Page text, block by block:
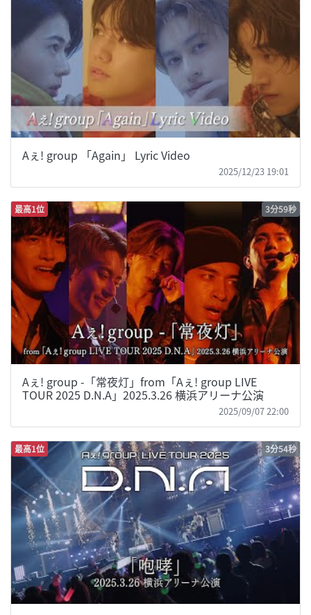
Aぇ! group 「Again」 Lyric Video
2025/12/23 19:01
最高1位 3分59秒
Aぇ! group -「常夜灯」from「Aぇ! group LIVE
TOUR 2025 D.N.A」2025.3.26 横浜アリーナ公演
2025/09/07 22:00
最高1位 3分54秒